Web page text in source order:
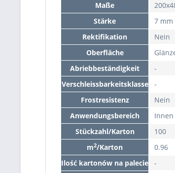
Maße
Stärke
7 mm
Rektifikation
Nein
Oberfläche
Abriebbeständigkeit
-
Verschleissbarkeitsklasse
-
Frostresistenz
Nein
Anwendungsbereich
Innen
Stückzahl/Karton
100
m2/Karton
0.96
Ilość kartonów na palecie
-